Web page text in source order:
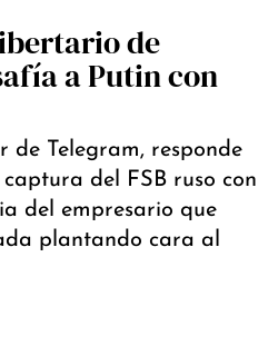
de
a Putin con
de Telegram, responde
del FSB ruso con
del empresario que
plantando cara al